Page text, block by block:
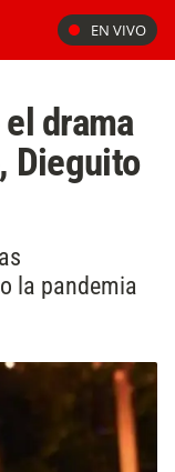
EN VIVO
drama
Dieguito
la pandemia